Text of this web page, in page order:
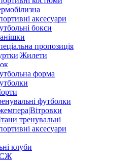
аксесуари
бокси
пропозиція
форма
футболки
тренувальні
аксесуари
клуби